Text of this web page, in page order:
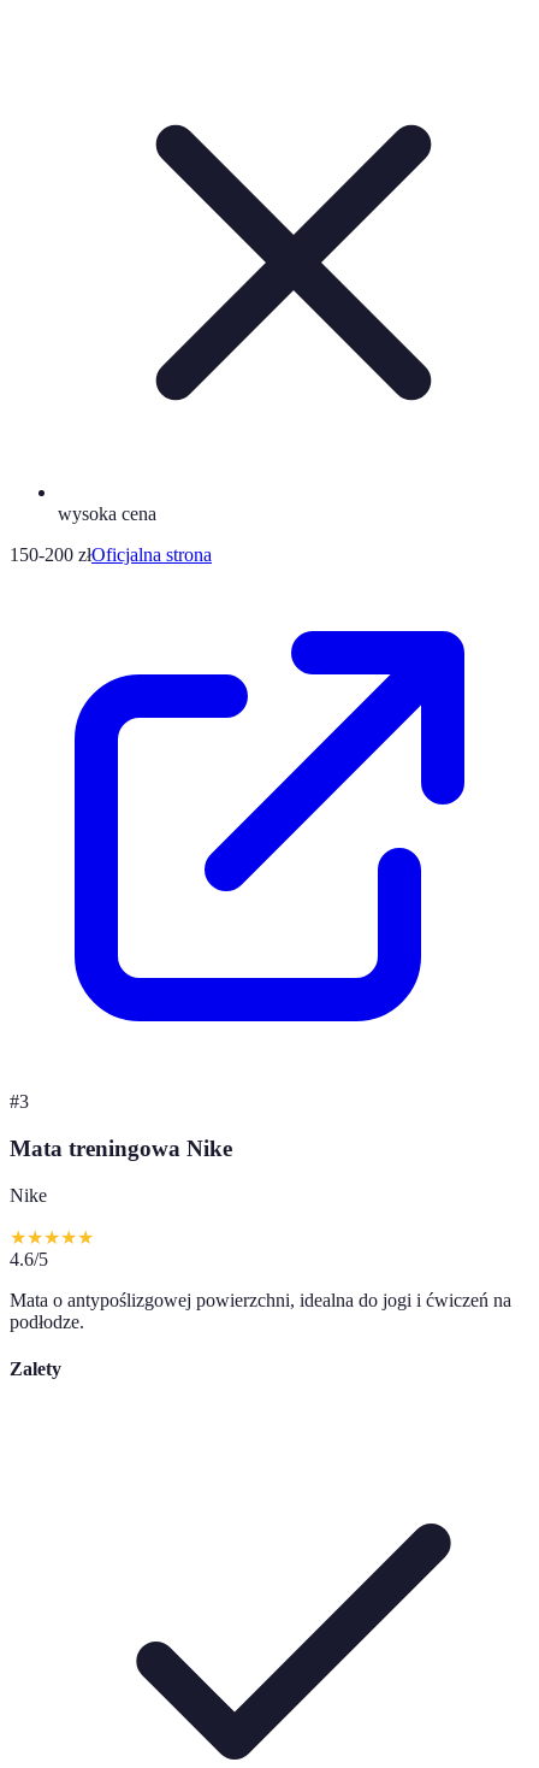
wysoka cena
150-200 złOficjalna strona
#3
Mata treningowa Nike
Nike
★★★★★
4.6/5
Mata o antypoślizgowej powierzchni, idealna do jogi i ćwiczeń na
podłodze.
Zalety